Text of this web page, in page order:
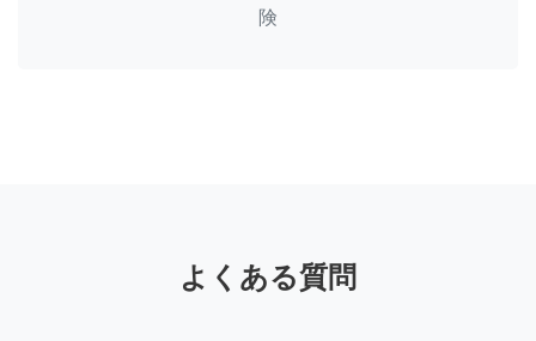
険
よくある質問